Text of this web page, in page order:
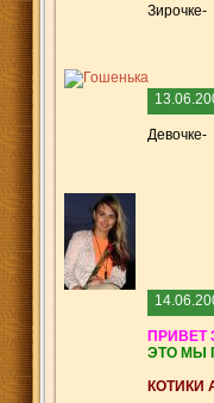
Зирочке-
Девочке-
ПРИВЕТ
ЭТО МЫ
КОТИКИ